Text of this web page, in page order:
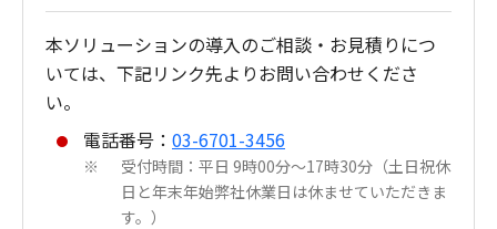
本ソリューションの導入のご相談・お見積りにつ
いては、下記リンク先よりお問い合わせくださ
い。
電話番号： 03-6701-3456
※
受付時間：平日 9時00分～17時30分（土日祝休
日と年末年始弊社休業日は休ませていただきま
す。）